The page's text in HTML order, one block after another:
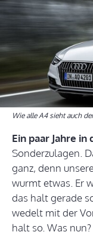
Wie alle A4 sieht auch
Ein paar Jahre in
Sonderzulagen.
ganz, denn
wurmt etwas. Er
das halt gerade
wedelt mit der
halt so. Was